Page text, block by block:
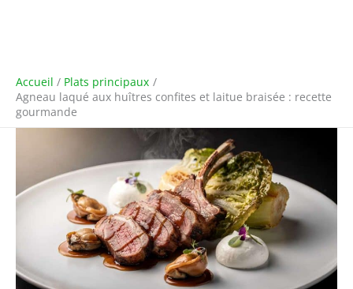
Accueil
Plats principaux
Agneau laqué aux huîtres confites et laitue braisée : recette
gourmande